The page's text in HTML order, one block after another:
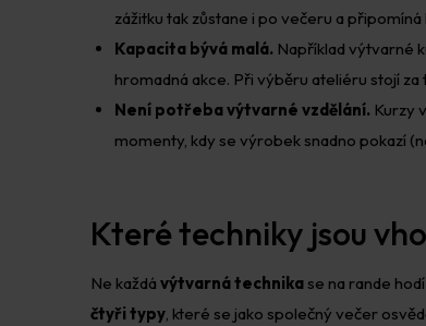
zážitku tak zůstane i po večeru a
Kapacita bývá malá. Například výtvarné
hromadná akce. Při výběru ateliéru stojí
Není potřeba výtvarné vzdělání. Kurzy
momenty, kdy se výrobek snadno pokazí
Které techniky jsou
Ne každá výtvarná technika se na rande
čtyři typy, které se jako společný večer